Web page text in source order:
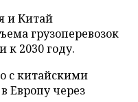
и Китай
грузоперевозок
к 2030 году.
с китайскими
в Европу через